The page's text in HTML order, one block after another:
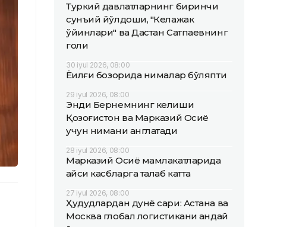
Туркий давлатларнинг биринчи
сунъий йўлдоши, "Келажак
ўйинлари" ва Дастан Сатпаевнинг
голи
30 iyul 2026, 08:00
Ёқилғи бозорида нималар бўляпти
29 iyul 2026, 08:00
Энди Бернемнинг келиши
Қозоғистон ва Марказий Осиё
учун нимани англатади
28 iyul 2026, 08:00
Марказий Осиё мамлакатларида
қайси касбларга талаб катта
27 iyul 2026, 08:00
Ҳудудлардан дунё сари: Астана ва
Москва глобал логистикани қандай